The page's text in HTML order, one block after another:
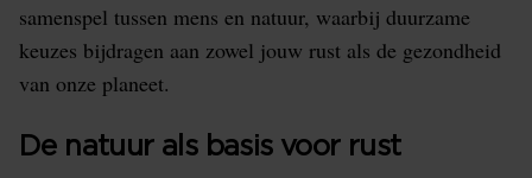
samenspel tussen mens en natuur, waarbij duurzame
keuzes bijdragen aan zowel jouw rust als de gezondheid
van onze planeet.
De natuur als basis voor rust